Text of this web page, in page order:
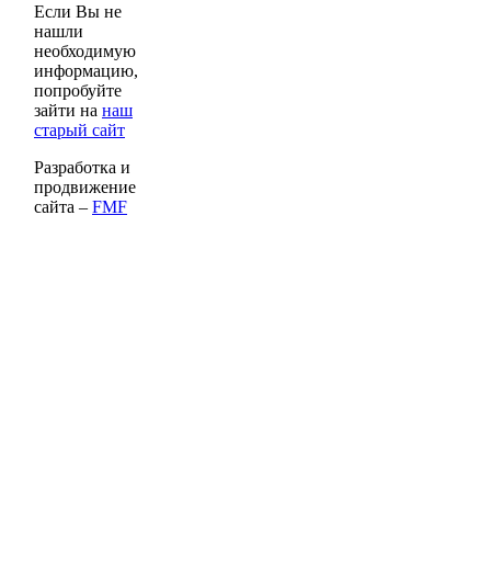
Если Вы не
нашли
необходимую
информацию,
попробуйте
зайти на наш
старый сайт
Разработка и
продвижение
сайта – FMF